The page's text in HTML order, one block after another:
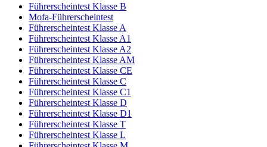
Führerscheintest Klasse B
Mofa-Führerscheintest
Führerscheintest Klasse A
Führerscheintest Klasse A1
Führerscheintest Klasse A2
Führerscheintest Klasse AM
Führerscheintest Klasse CE
Führerscheintest Klasse C
Führerscheintest Klasse C1
Führerscheintest Klasse D
Führerscheintest Klasse D1
Führerscheintest Klasse T
Führerscheintest Klasse L